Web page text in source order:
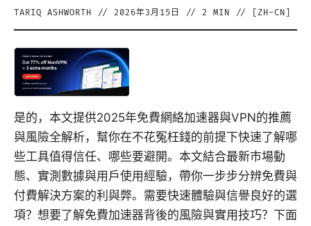
TARIQ ASHWORTH // 2026年3月15日 // 2 MIN // [ ZH-CN
是的，本文提供2025年免費網絡加速器與VPN的推薦
與風險全解析，幫你在不花冤枉錢的前提下快速了解哪
些工具值得信任、哪些要避開。本文結合最新市場動
態、實測數據與用戶使用經驗，帶你一步步分辨免費與
付費解決方案的利與弊。需要快速體驗與信譽良好的選
項？想要了解免費加速器背後的風險與實用技巧？下面